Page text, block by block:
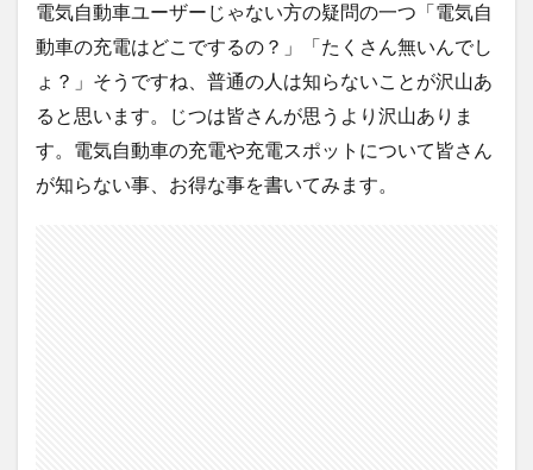
電気自動車ユーザーじゃない方の疑問の一つ「電気自
動車の充電はどこでするの？」「たくさん無いんでし
ょ？」そうですね、普通の人は知らないことが沢山あ
ると思います。じつは皆さんが思うより沢山ありま
す。電気自動車の充電や充電スポットについて皆さん
が知らない事、お得な事を書いてみます。